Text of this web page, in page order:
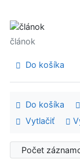
článok
Do košíka
Do košíka
Vytlačiť
Počet